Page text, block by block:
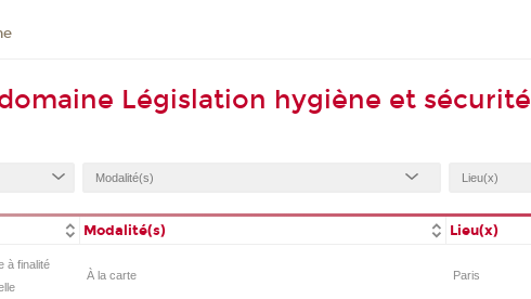
Législation hygiène et sécurité
Modalité(s) Lieu(x)
à finalité
À la carte Paris